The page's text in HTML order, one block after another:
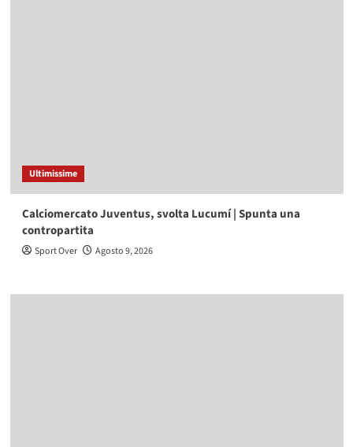
Ultimissime
Calciomercato Juventus, svolta Lucumí | Spunta una
contropartita
Sport Over Agosto 9, 2026